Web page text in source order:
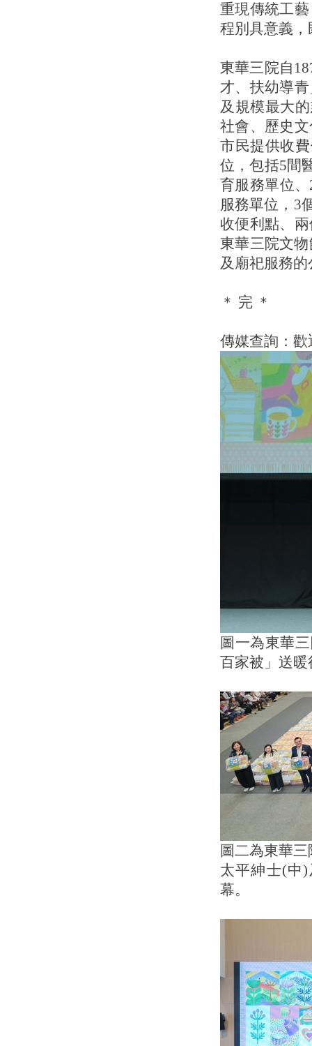
重現傳統工
程別具意義
東華三院自
才、扶幼導
及規模最大
社會、歷史
市民提供收
位，包括5間
育服務單位
服務單位，3
收便利點、
東華三院文
及廟祀服務
＊ 完 ＊
傳媒查詢：歡
圖一為東華
百家被」送
圖二為東華
太平紳士(中
幕。